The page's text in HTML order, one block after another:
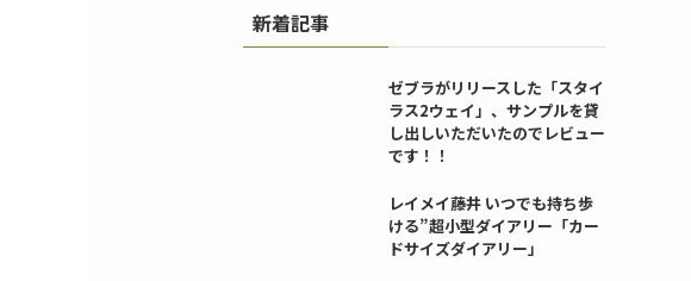
新着記事
ゼブラがリリースした「スタイ
ラス2ウェイ」、サンプルを貸
し出しいただいたのでレビュー
です！！
レイメイ藤井 いつでも持ち歩
ける”超小型ダイアリー「カー
ドサイズダイアリー」